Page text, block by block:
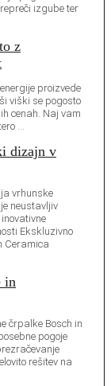
izgube ter
z
proizvede
viški se pogosto
cenah. Naj vam
…
dizajn v
vrhunske
neustavljiv
Ekskluzivno
Ceramica
in
črpalke Bosch in
pogoje
rešitev na